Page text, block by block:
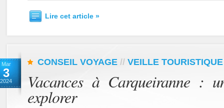
Lire cet article »
Mar
3
2024
CONSEIL VOYAGE // VEILLE TOURISTIQUE
Vacances à Carqueiranne :
explorer